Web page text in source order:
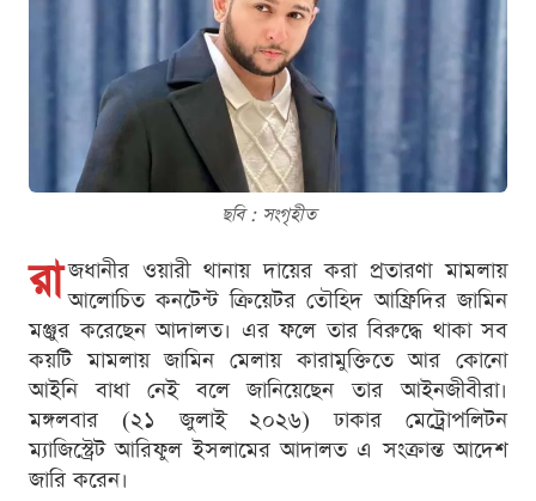
ছবি : সংগৃহীত
রা জধানীর ওয়ারী থানায় দায়ের করা প্রতারণা মামলায়
আলোচিত কনটেন্ট ক্রিয়েটর তৌহিদ আফ্রিদির জামিন
মঞ্জুর করেছেন আদালত। এর ফলে তার বিরুদ্ধে থাকা সব
কয়টি মামলায় জামিন মেলায় কারামুক্তিতে আর কোনো
আইনি বাধা নেই বলে জানিয়েছেন তার আইনজীবীরা।
মঙ্গলবার (২১ জুলাই ২০২৬) ঢাকার মেট্রোপলিটন
ম্যাজিস্ট্রেট আরিফুল ইসলামের আদালত এ সংক্রান্ত আদেশ
জারি করেন।